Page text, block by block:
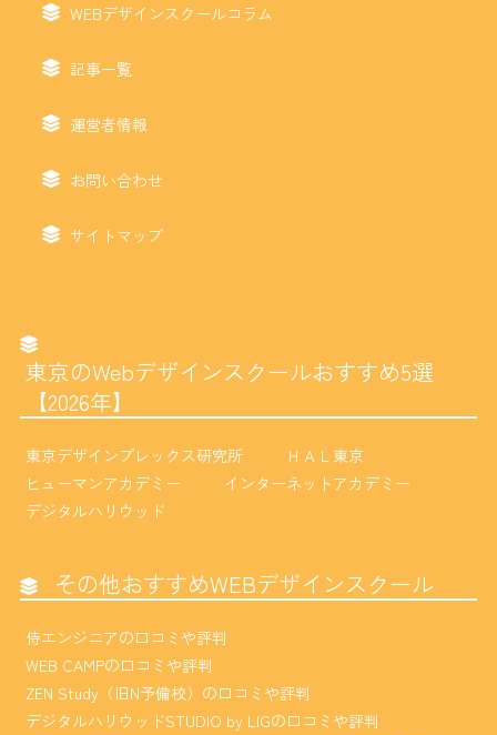
WEBデザインスクールコラム
記事一覧
運営者情報
お問い合わせ
サイトマップ
東京のWebデザインスクールおすすめ5選
【2026年】
東京デザインプレックス研究所
ＨＡＬ東京
ヒューマンアカデミー
インターネットアカデミー
デジタルハリウッド
その他おすすめWEBデザインスクール
侍エンジニアの口コミや評判
WEB CAMPの口コミや評判
ZEN Study（旧N予備校）の口コミや評判
デジタルハリウッドSTUDIO by LIGの口コミや評判